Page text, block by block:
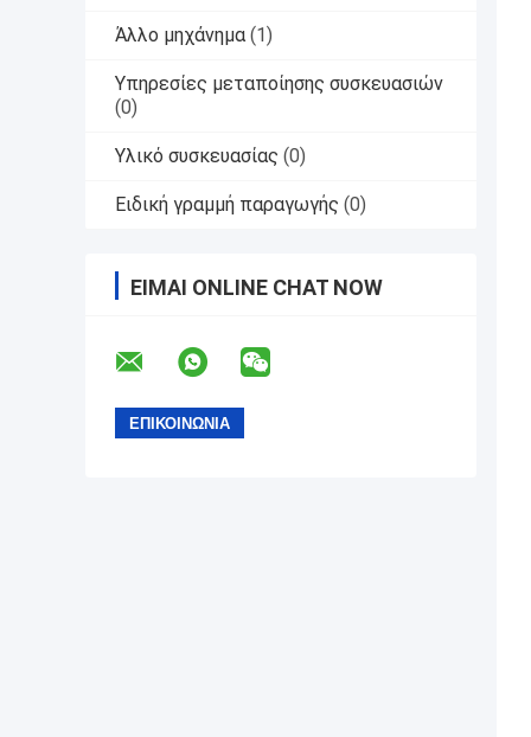
Άλλο μηχάνημα (1)
Υπηρεσίες μεταποίησης συσκευασιών
(0)
Υλικό συσκευασίας (0)
Ειδική γραμμή παραγωγής (0)
ΕΊΜΑΙ ONLINE CHAT NOW